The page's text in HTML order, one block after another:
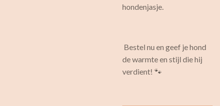
hondenjasje.
Bestel nu en geef je hond
de warmte en stijl die hij
verdient! 🐾